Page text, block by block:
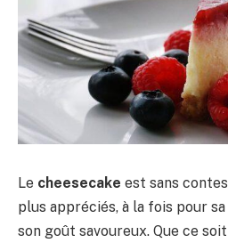
Le cheesecake est sans
plus appréciés, à la fois pour sa
son goût savoureux. Que ce soit